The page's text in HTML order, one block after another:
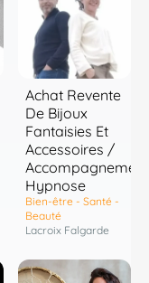
Achat Revente
De Bijoux
Fantaisies Et
Accessoires /
Accompagnement
Hypnose
Bien-être - Santé -
Beauté
Lacroix Falgarde